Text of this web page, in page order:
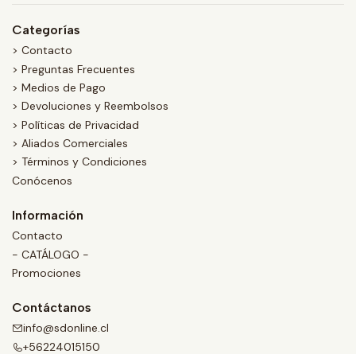
Categorías
> Contacto
> Preguntas Frecuentes
> Medios de Pago
> Devoluciones y Reembolsos
> Políticas de Privacidad
> Aliados Comerciales
> Términos y Condiciones
Conócenos
Información
Contacto
- CATÁLOGO -
Promociones
Contáctanos
info@sdonline.cl
+56224015150